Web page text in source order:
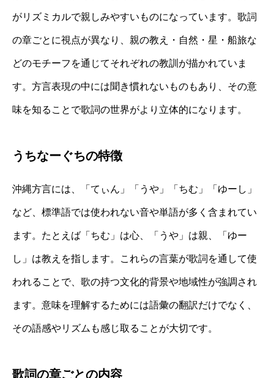
がリズミカルで親しみやすいものになっています。歌詞
の章ごとに視点が異なり、親の教え・自然・星・船旅な
どのモチーフを通じてそれぞれの教訓が描かれていま
す。方言表現の中には聞き慣れないものもあり、その意
味を知ることで歌詞の世界がより立体的になります。
うちなーぐちの特徴
沖縄方言には、「てぃん」「うや」「ちむ」「ゆーし」
など、標準語では使われない音や単語が多く含まれてい
ます。たとえば「ちむ」は心、「うや」は親、「ゆー
し」は教えを指します。これらの言葉が歌詞を通して使
われることで、歌の持つ文化的背景や地域性が強調され
ます。意味を理解するためには語彙の翻訳だけでなく、
その語感やリズムも感じ取ることが大切です。
歌詞の章ごとの内容